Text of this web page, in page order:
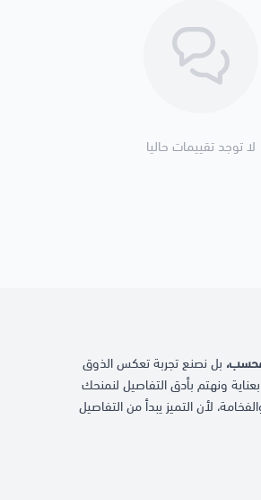
لا توجد تقييمات حاليا
بل نصنع تجربة تعكس الذوق
ونهتم بأدق التفاصيل لنمنحك
لأن التميز يبدأ من التفاصيل